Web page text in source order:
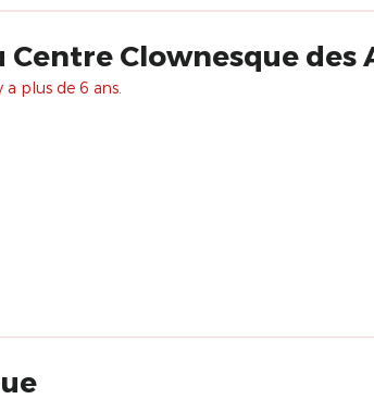
Clownesque des
plus de 6 ans.